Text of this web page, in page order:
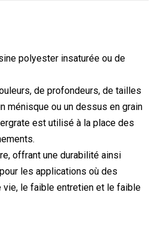
polyester insaturée ou de
de profondeurs, de tailles
ménisque ou un dessus en grain
est utilisé à la place des
offrant une durabilité ainsi
les applications où des
vie, le faible entretien et le faible